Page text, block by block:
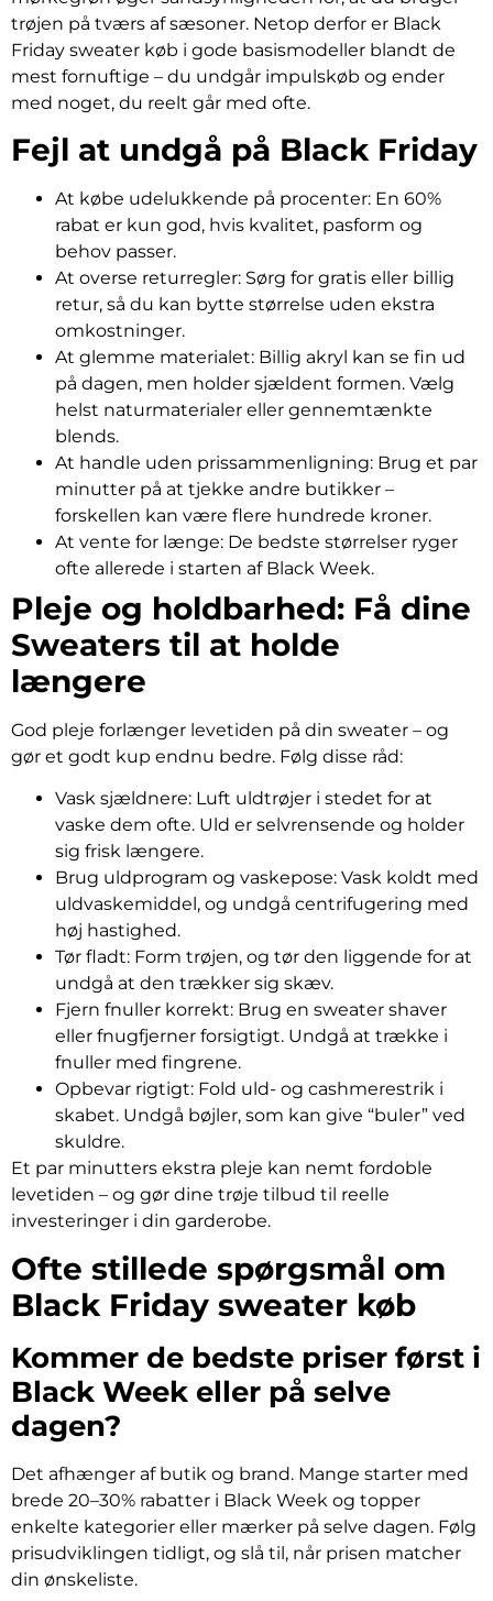
trøjen på tværs af sæsoner. Netop derfor er Black
Friday sweater køb i gode basismodeller blandt de
mest fornuftige – du undgår impulskøb og ender
med noget, du reelt går med ofte.
Fejl at undgå på Black Friday
At købe udelukkende på procenter: En 60%
rabat er kun god, hvis kvalitet, pasform og
behov passer.
At overse returregler: Sørg for gratis eller billig
retur, så du kan bytte størrelse uden ekstra
omkostninger.
At glemme materialet: Billig akryl kan se fin ud
på dagen, men holder sjældent formen. Vælg
helst naturmaterialer eller gennemtænkte
blends.
At handle uden prissammenligning: Brug et par
minutter på at tjekke andre butikker –
forskellen kan være flere hundrede kroner.
At vente for længe: De bedste størrelser ryger
ofte allerede i starten af Black Week.
Pleje og holdbarhed: Få dine
Sweaters til at holde
længere
God pleje forlænger levetiden på din sweater – og
gør et godt kup endnu bedre. Følg disse råd:
Vask sjældnere: Luft uldtrøjer i stedet for at
vaske dem ofte. Uld er selvrensende og holder
sig frisk længere.
Brug uldprogram og vaskepose: Vask koldt med
uldvaskemiddel, og undgå centrifugering med
høj hastighed.
Tør fladt: Form trøjen, og tør den liggende for at
undgå at den trækker sig skæv.
Fjern fnuller korrekt: Brug en sweater shaver
eller fnugfjerner forsigtigt. Undgå at trække i
fnuller med fingrene.
Opbevar rigtigt: Fold uld- og cashmerestrik i
skabet. Undgå bøjler, som kan give “buler” ved
skuldre.
Et par minutters ekstra pleje kan nemt fordoble
levetiden – og gør dine trøje tilbud til reelle
investeringer i din garderobe.
Ofte stillede spørgsmål om
Black Friday sweater køb
Kommer de bedste priser først i
Black Week eller på selve
dagen?
Det afhænger af butik og brand. Mange starter med
brede 20–30% rabatter i Black Week og topper
enkelte kategorier eller mærker på selve dagen. Følg
prisudviklingen tidligt, og slå til, når prisen matcher
din ønskeliste.